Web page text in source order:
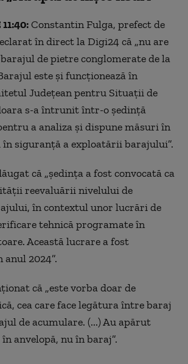
Constantin Fulga, prefect de
în direct la Digi24 că „nu are
de pietre conglomerate de la
este și funcționează în
Județean pentru Situații de
s-a întrunit într-o ședință
a analiza și dispune măsuri în
în siguranță a exploatării barajului”.
că „ședința a fost convocată ca
reevaluării nivelului de
în contextul unor lucrări de
tehnică programate în
Această lucrare a fost
2024”.
că „este vorba doar de
cea care face legătura între baraj
de acumulare. (...) Au apărut
anvelopă, nu în baraj”.